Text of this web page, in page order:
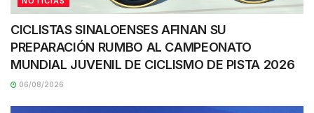
CICLISTAS SINALOENSES AFINAN SU
PREPARACIÓN RUMBO AL CAMPEONATO
MUNDIAL JUVENIL DE CICLISMO DE PISTA 2026
06/08/2026